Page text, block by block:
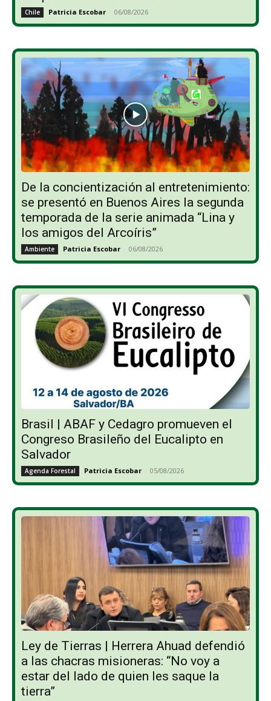
Chile Patricia Escobar - 06/08/2026
De la concientización al entretenimiento:
se presentó en Buenos Aires la segunda
temporada de la serie animada “Lina y
los amigos del Arcoíris”
Ambiente Patricia Escobar - 06/08/2026
Brasil | ABAF y Cedagro promueven el
Congreso Brasileño del Eucalipto en
Salvador
Agenda Forestal Patricia Escobar - 05/08/2026
Ley de Tierras | Herrera Ahuad defendió
a las chacras misioneras: “No voy a
estar del lado de quien les saque la
tierra”